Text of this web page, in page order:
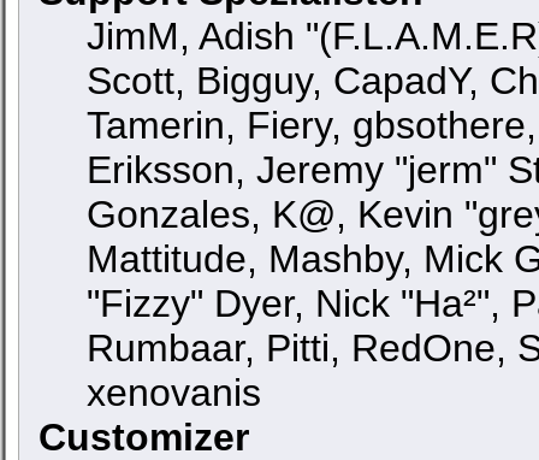
JimM, Adish
Scott, Bigguy, CapadY,
Tamerin, Fiery,
Eriksson, Jeremy "jerm"
Gonzales, K@, Kevin
Mattitude, Mashby, Mick
"Fizzy" Dyer, Nick "Ha²",
Rumbaar, Pitti, RedOne,
xenovanis
Customizer